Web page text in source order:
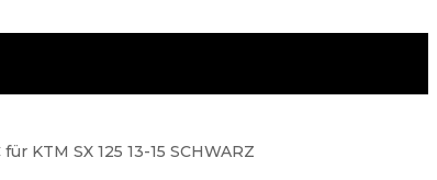
KTM SX 125 13-15 SCHWARZ